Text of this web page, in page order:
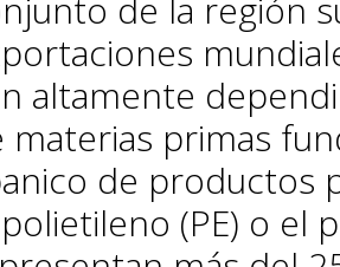
de la región
altamente
materias primas
de productos
(PE) o el